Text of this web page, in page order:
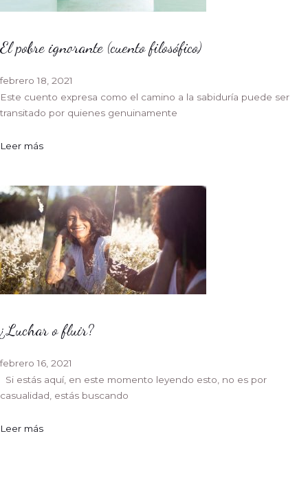
El pobre ignorante (cuento filosófico)
febrero 18, 2021
Este cuento expresa como el camino a la sabiduría puede ser
transitado por quienes genuinamente
Leer más
¿Luchar o fluir?
febrero 16, 2021
Si estás aquí, en este momento leyendo esto, no es por
casualidad, estás buscando
Leer más